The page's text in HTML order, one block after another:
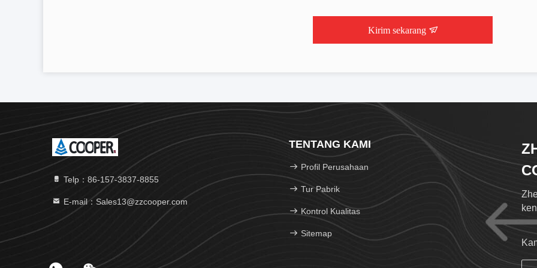
Kirim sekarang
Telp：86-157-3837-8855
E-mail：Sales13@zzcooper.com
TENTANG KAMI
Profil Perusahaan
Tur Pabrik
Kontrol Kualitas
Sitemap